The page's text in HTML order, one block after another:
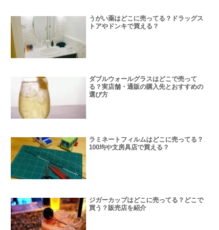
うがい薬はどこに売ってる？ドラッグス
トアやドンキで買える？
ダブルウォールグラスはどこで売って
る？実店舗・通販の購入先とおすすめの
選び方
ラミネートフィルムはどこに売ってる？
100均や文房具店で買える？
ジガーカップはどこに売ってる？どこで
買う？販売店を紹介